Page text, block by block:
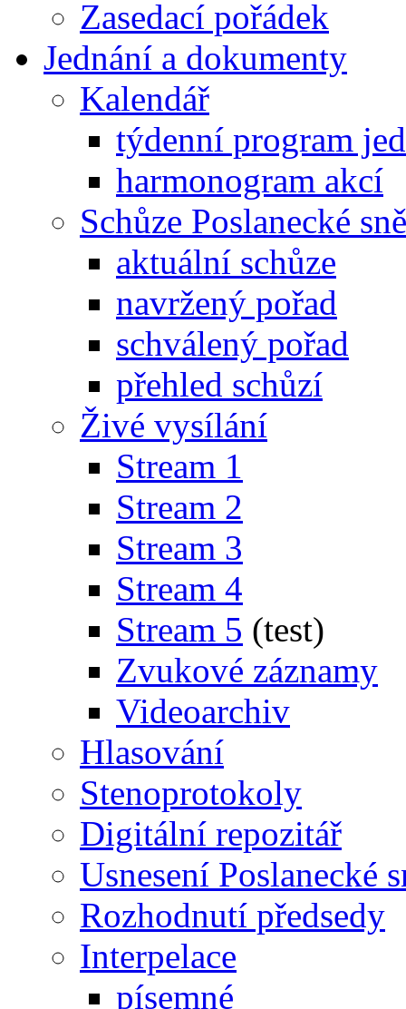
Zasedací pořádek
Jednání a dokumenty
Kalendář
týdenní program
harmonogram akcí
Schůze Poslanecké
aktuální schůze
navržený pořad
schválený pořad
přehled schůzí
Živé vysílání
Stream 1
Stream 2
Stream 3
Stream 4
Stream 5 (test)
Zvukové záznamy
Videoarchiv
Hlasování
Stenoprotokoly
Digitální repozitář
Usnesení Poslanecké
Rozhodnutí předsedy
Interpelace
písemné